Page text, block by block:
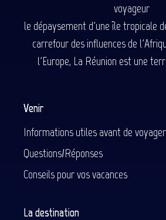
voyageur
le dépaysement d'une île tropicale
carrefour des influences de
l'Europe, La Réunion est une
Venir
Informations utiles avant de voyager
Questions/Réponses
Conseils pour vos vacances
La destination